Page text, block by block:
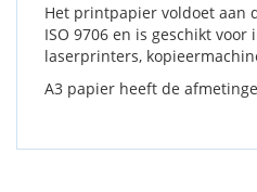
Het printpapier voldoet aan
ISO 9706 en is geschikt
laserprinters,
A3 papier heeft de